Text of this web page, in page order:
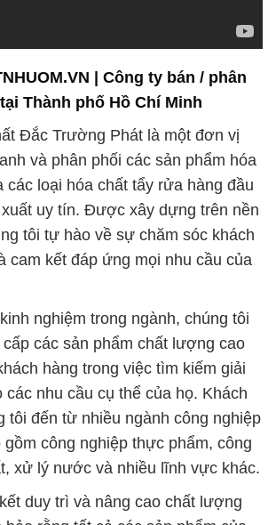
| Công ty bán / phân
Thành phố Hồ Chí Minh
Đắc Trường Phát là một đơn vị
và phân phối các sản phẩm hóa
các loại hóa chất tẩy rửa hàng đầu
uy tín. Được xây dựng trên nền
tôi tự hào về sự chăm sóc khách
cam kết đáp ứng mọi nhu cầu của
nghiệm trong ngành, chúng tôi
các sản phẩm chất lượng cao
hàng trong việc tìm kiếm giải
các nhu cầu cụ thể của họ. Khách
tôi đến từ nhiều ngành công nghiệp
gồm công nghiệp thực phẩm, công
xử lý nước và nhiều lĩnh vực khác.
duy trì và nâng cao chất lượng